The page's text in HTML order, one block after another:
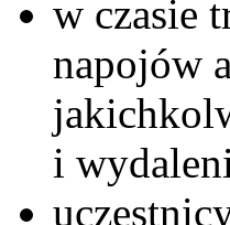
w czasie
napojów
i